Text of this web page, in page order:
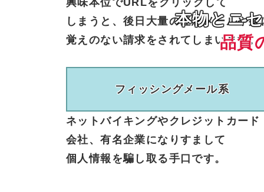
本物とニ
品質
興味本位でURLを クリック して
しまうと、 後日 大量の迷惑メールや身
覚えのない請求を されて しまいます。
フィッシングメール系
ネットバイキングやクレジット カード
会社、有名企業になりすまして
個人情報を騙し取る手口 です。